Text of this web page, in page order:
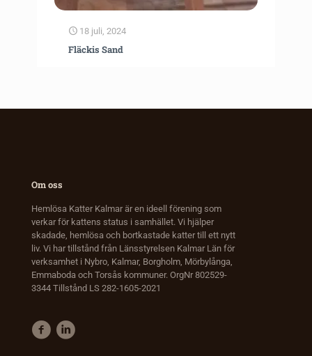
18 juli, 2024
Fläckis Sand
Om oss
Hemlösa Katter Kalmar är en ideell förening som
verkar för kattens status i samhället. Vi hjälper
skadade, hemlösa och bortkastade katter till ett nytt
liv. Vi har tillstånd från Länsstyrelsen Kalmar Län för
verksamhet i Nybro, Kalmar, Borgholm, Mörbylånga,
Emmaboda och Torsås kommuner. OrgNr 802529-
3344 Tillstånd LS 282-1605-2021